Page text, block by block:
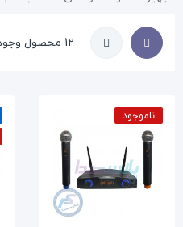
12 محصول وجود دارد
ناموجود